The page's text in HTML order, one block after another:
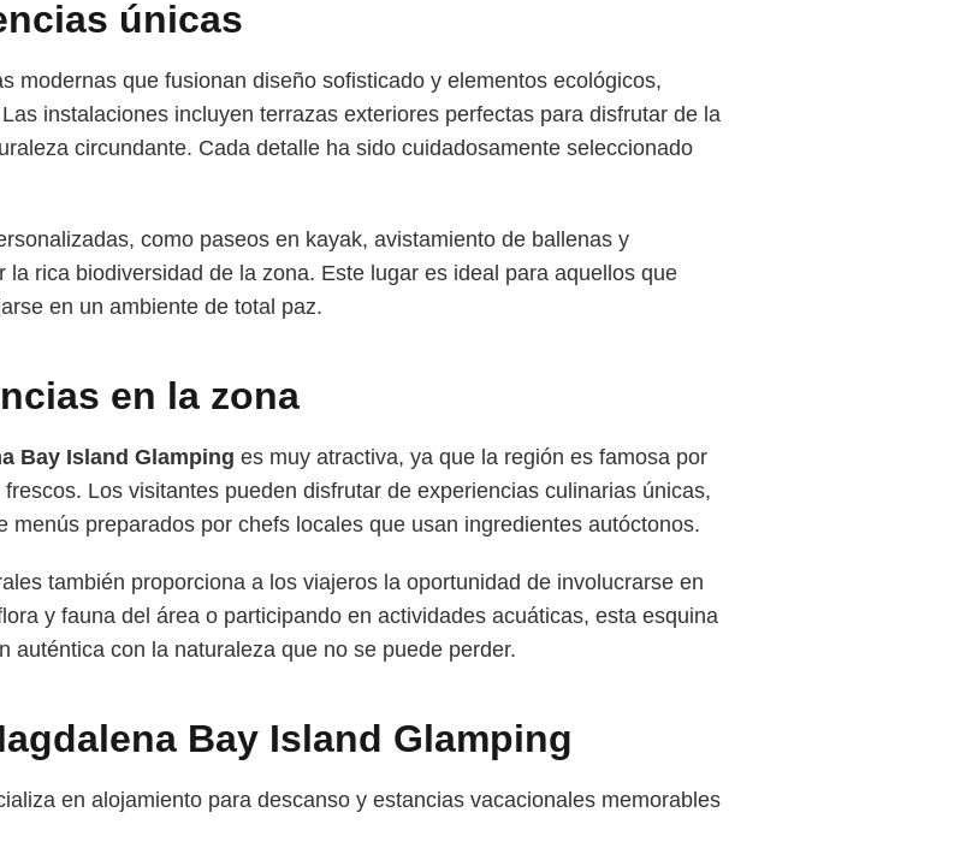
únicas
modernas que fusionan diseño sofisticado y elementos ecológicos,
instalaciones incluyen terrazas exteriores perfectas para disfrutar de la
circundante. Cada detalle ha sido cuidadosamente seleccionado
como paseos en kayak, avistamiento de ballenas y
rica biodiversidad de la zona. Este lugar es ideal para aquellos que
en un ambiente de total paz.
en la zona
Bay Island Glamping es muy atractiva, ya que la región es famosa por
Los visitantes pueden disfrutar de experiencias culinarias únicas,
preparados por chefs locales que usan ingredientes autóctonos.
también proporciona a los viajeros la oportunidad de involucrarse en
y fauna del área o participando en actividades acuáticas, esta esquina
auténtica con la naturaleza que no se puede perder.
Bay Island Glamping
en alojamiento para descanso y estancias vacacionales memorables